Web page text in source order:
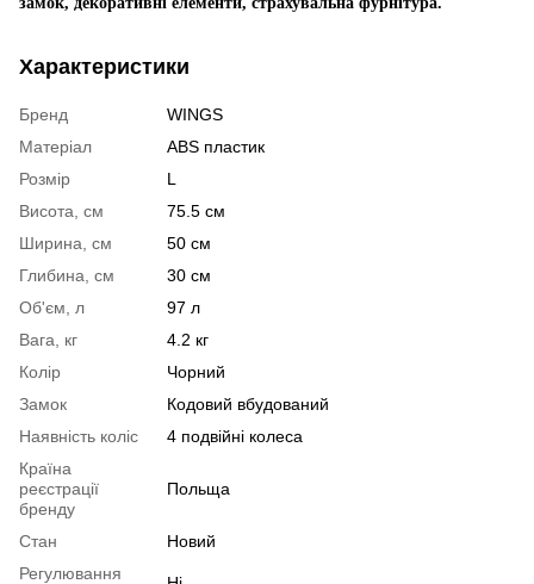
Характеристики
Бренд
WINGS
Матеріал
ABS пластик
Розмір
L
Висота, см
75.5 см
Ширина, см
50 см
Глибина, см
30 см
Об'єм, л
97 л
Вага, кг
4.2 кг
Колір
Чорний
Замок
Кодовий вбудований
Наявність коліс
4 подвійні колеса
Країна
реєстрації
бренду
Польща
Стан
Новий
Регулювання